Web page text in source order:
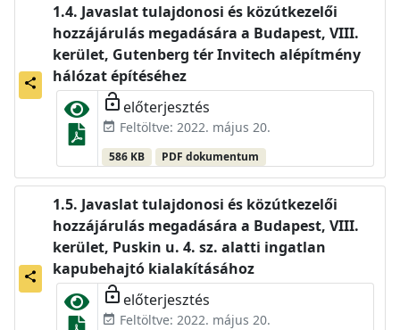
share
Javaslat tulajdonosi és közútkezelői
hozzájárulás megadására a Budapest, VIII.
kerület, Gutenberg tér Invitech alépítmény
hálózat építéséhez
lock_open előterjesztés
event_available Feltöltve: 2022. május 20.
586 KB PDF dokumentum
share
Javaslat tulajdonosi és közútkezelői
hozzájárulás megadására a Budapest, VIII.
kerület, Puskin u. 4. sz. alatti ingatlan
kapubehajtó kialakításához
lock_open előterjesztés
event_available Feltöltve: 2022. május 20.